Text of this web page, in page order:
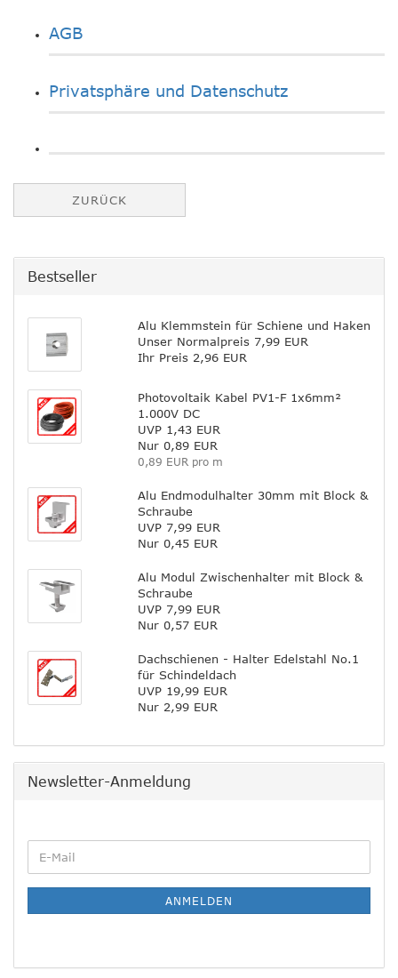
AGB
Privatsphäre und Datenschutz
ZURÜCK
Bestseller
Alu Klemmstein für Schiene und Haken
Unser Normalpreis 7,99 EUR
Ihr Preis 2,96 EUR
Photovoltaik Kabel PV1-F 1x6mm²
1.000V DC
UVP 1,43 EUR
Nur 0,89 EUR
0,89 EUR pro m
Alu Endmodulhalter 30mm mit Block &
Schraube
UVP 7,99 EUR
Nur 0,45 EUR
Alu Modul Zwischenhalter mit Block &
Schraube
UVP 7,99 EUR
Nur 0,57 EUR
Dachschienen - Halter Edelstahl No.1
für Schindeldach
UVP 19,99 EUR
Nur 2,99 EUR
Newsletter-Anmeldung
ZURE-
Mail
ANMELDEN